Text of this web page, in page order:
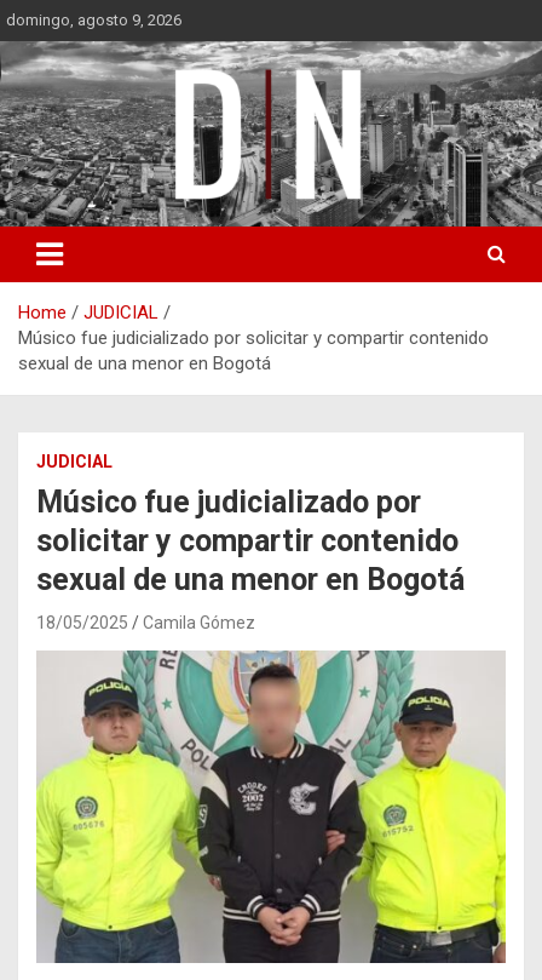
Skip
to
content
domingo, agosto 9, 2026
Diámetro Noticias
Home
JUDICIAL
Músico fue judicializado por solicitar y compartir contenido
sexual de una menor en Bogotá
JUDICIAL
Músico fue judicializado por
solicitar y compartir contenido
sexual de una menor en Bogotá
18/05/2025 Camila Gómez